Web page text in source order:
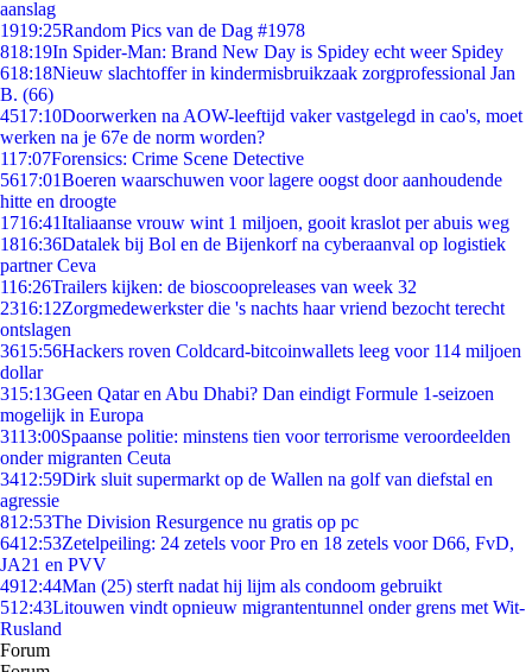
aanslag
1919:25Random Pics van de Dag #1978
818:19In Spider-Man: Brand New Day is Spidey echt weer Spidey
618:18Nieuw slachtoffer in kindermisbruikzaak zorgprofessional Jan
B. (66)
4517:10Doorwerken na AOW-leeftijd vaker vastgelegd in cao's, moet
werken na je 67e de norm worden?
117:07Forensics: Crime Scene Detective
5617:01Boeren waarschuwen voor lagere oogst door aanhoudende
hitte en droogte
1716:41Italiaanse vrouw wint 1 miljoen, gooit kraslot per abuis weg
1816:36Datalek bij Bol en de Bijenkorf na cyberaanval op logistiek
partner Ceva
116:26Trailers kijken: de bioscoopreleases van week 32
2316:12Zorgmedewerkster die 's nachts haar vriend bezocht terecht
ontslagen
3615:56Hackers roven Coldcard-bitcoinwallets leeg voor 114 miljoen
dollar
315:13Geen Qatar en Abu Dhabi? Dan eindigt Formule 1-seizoen
mogelijk in Europa
3113:00Spaanse politie: minstens tien voor terrorisme veroordeelden
onder migranten Ceuta
3412:59Dirk sluit supermarkt op de Wallen na golf van diefstal en
agressie
812:53The Division Resurgence nu gratis op pc
6412:53Zetelpeiling: 24 zetels voor Pro en 18 zetels voor D66, FvD,
JA21 en PVV
4912:44Man (25) sterft nadat hij lijm als condoom gebruikt
512:43Litouwen vindt opnieuw migrantentunnel onder grens met Wit-
Rusland
Forum